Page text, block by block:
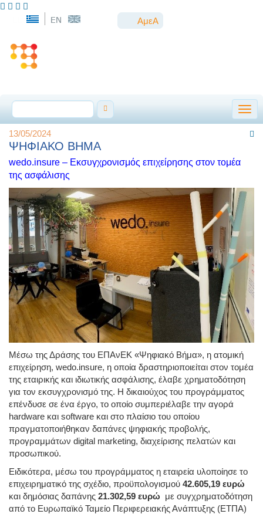
ΑμεΑ
13/05/2024
ΨΗΦΙΑΚΟ ΒΗΜΑ
wedo.insure – Εκσυγχρονισμός επιχείρησης στον τομέα
της ασφάλισης
Μέσω της Δράσης του ΕΠΑνΕΚ «Ψηφιακό Βήμα», η ατομική
επιχείρηση, wedo.insure, η οποία δραστηριοποιείται στον τομέα
της εταιρικής και ιδιωτικής ασφάλισης, έλαβε χρηματοδότηση
για τον εκσυγχρονισμό της. Η δικαιούχος του προγράμματος
επένδυσε σε ένα έργο, το οποίο συμπεριέλαβε την αγορά
hardware και software και στο πλαίσιο του οποίου
πραγματοποιήθηκαν δαπάνες ψηφιακής προβολής,
προγραμμάτων digital marketing, διαχείρισης πελατών και
προσωπικού.
Ειδικότερα, μέσω του προγράμματος η εταιρεία υλοποίησε το
επιχειρηματικό της σχέδιο, προϋπολογισμού 42.605,19 ευρώ
και δημόσιας δαπάνης 21.302,59 ευρώ με συγχρηματοδότηση
από το Ευρωπαϊκό Ταμείο Περιφερειακής Ανάπτυξης (ΕΤΠΑ)